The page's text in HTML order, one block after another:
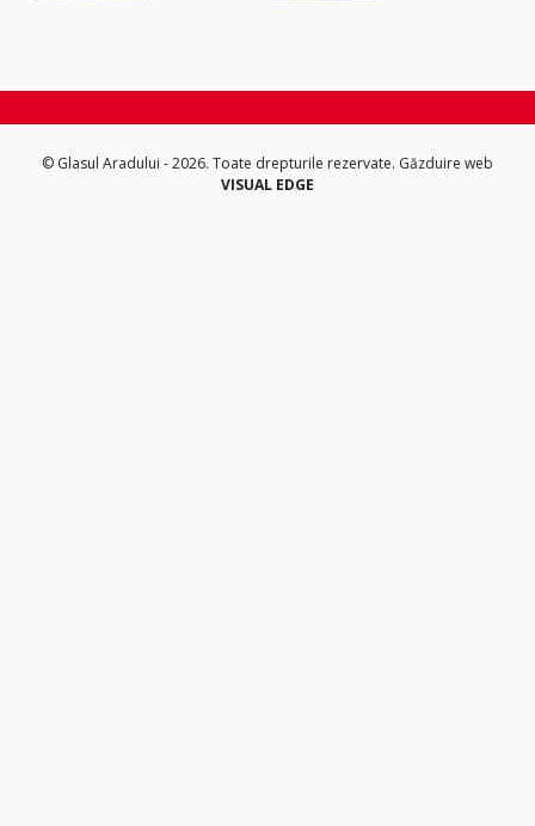
© Glasul Aradului - 2026. Toate drepturile rezervate. Găzduire web
VISUAL EDGE